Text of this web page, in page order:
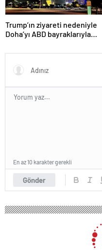
Trump’ın ziyareti nedeniyle
Doha’yı ABD bayraklarıyla
Gönder
En az 10 karakter gerekli